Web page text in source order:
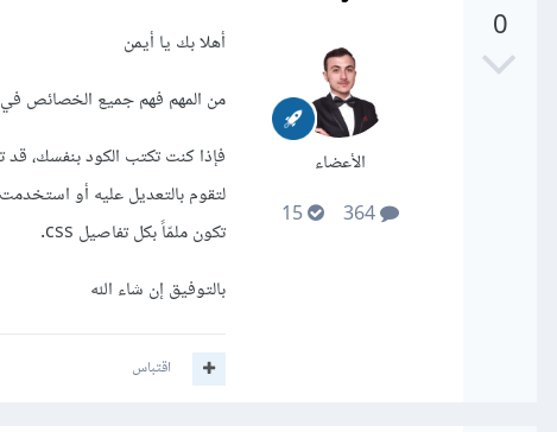
0
الأعضاء
364
15
أهلا بك يا أيمن
من المهم فهم جميع الخصائص في css، لاسيما عند استخدام مكاتب css لتطوير الواجهات الأمامية.
لتقوم بالتعديل عليه أو
تكون ملمّاً بكل تفاصيل css.
بالتوفيق إن شاء الله
اقتباس